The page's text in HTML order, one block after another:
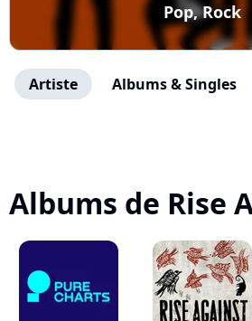
Pop, Rock
Artiste Albums & Singles
Albums de Rise